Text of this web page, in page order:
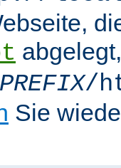
PREFIX/
Sie